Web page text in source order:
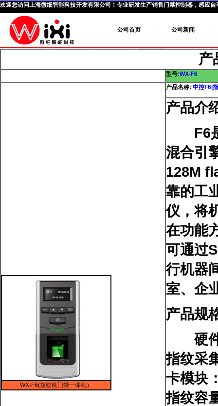
欢迎您访问上海微细智能科技开发有限公司 ！专业研发生产销售门禁控制器，感应
公司首页 公司新闻
产
型号:WX-F6
WX-F6(指纹机门禁一体机）
产品名称: 中控F6|
产品介
F6是
混合引
128M
靠的工
仪，将
在功能
可通过
行机器
室、企
产品规
硬件
指纹采
卡模块
指纹容